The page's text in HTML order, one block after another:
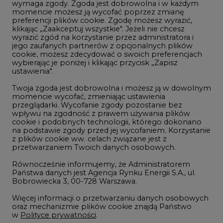
Telekomunikacja i IT
Handel emisjami CO2
Wodór
Górnictwo
Atom
Fotowoltaika
Offshore wind
Zielone samorządy
Zielona gospodarka
wymaga zgody. Zgoda jest dobrowolna i w każdym
momencie możesz ją wycofać poprzez zmianę
preferencji plików cookie. Zgodę możesz wyrazić,
klikając „Zaakceptuj wszystkie". Jeżeli nie chcesz
wyrazić zgód na korzystanie przez administratora i
jego zaufanych partnerów z opcjonalnych plików
cookie, możesz zdecydować o swoich preferencjach
wybierając je poniżej i klikając przycisk „Zapisz
ustawienia".
Twoja zgoda jest dobrowolna i możesz ją w dowolnym
momencie wycofać, zmieniając ustawienia
przeglądarki. Wycofanie zgody pozostanie bez
wpływu na zgodność z prawem używania plików
cookie i podobnych technologii, którego dokonano
na podstawie zgody przed jej wycofaniem. Korzystanie
z plików cookie ww. celach związane jest z
przetwarzaniem Twoich danych osobowych.
Równocześnie informujemy, że Administratorem
Państwa danych jest Agencja Rynku Energii S.A., ul.
Bobrowiecka 3, 00-728 Warszawa.
Więcej informacji o przetwarzaniu danych osobowych
oraz mechanizmie plików cookie znajdą Państwo
w Polityce prywatności.